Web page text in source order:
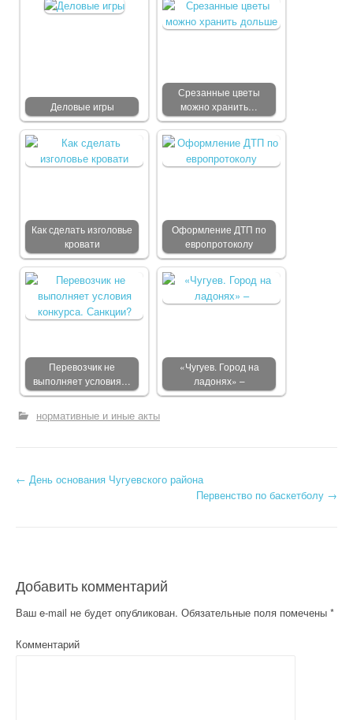
Деловые игры
Срезанные цветы
можно хранить…
Как сделать изголовье
кровати
Оформление ДТП по
европротоколу
Перевозчик не
выполняет условия…
«Чугуев. Город на
ладонях» –
нормативные и иные акты
Post navigation
← День основания Чугуевского района
Первенство по баскетболу →
Добавить комментарий
Ваш e-mail не будет опубликован. Обязательные поля помечены *
Комментарий